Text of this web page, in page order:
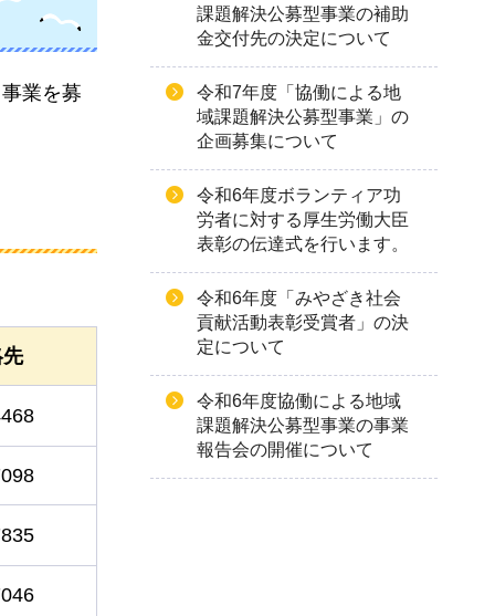
業を募
課題解決公募型事業の補助
金交付先の決定について
令和7年度「協働による地
域課題解決公募型事業」の
企画募集について
令和6年度ボランティア功
労者に対する厚生労働大臣
表彰の伝達式を行います。
令和6年度「みやざき社会
貢献活動表彰受賞者」の決
定について
令和6年度協働による地域
課題解決公募型事業の事業
報告会の開催について